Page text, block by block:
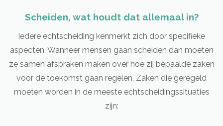
Scheiden, wat houdt dat allemaal in?
Iedere echtscheiding kenmerkt zich door specifieke
aspecten. Wanneer mensen gaan scheiden dan moeten
ze samen afspraken maken over hoe zij bepaalde zaken
voor de toekomst gaan regelen. Zaken die geregeld
moeten worden in de meeste echtscheidingssituaties
zijn: